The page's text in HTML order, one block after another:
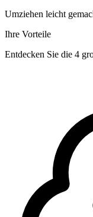
Umziehen leicht
Ihre Vorteile
Entdecken Sie die 4